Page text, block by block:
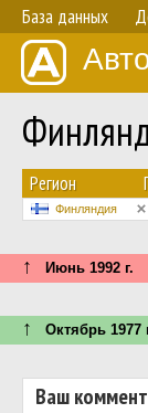
База данных
Регион
Финляндия
↑ Июнь 1992 г.
↑ Октябрь 1977
Ваш